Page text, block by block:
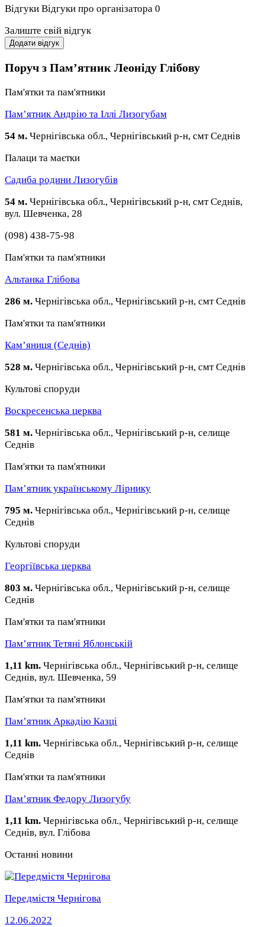
Відгуки Відгуки про організатора 0
Залиште свій відгук
Додати відгук
Поруч з Пам’ятник Леоніду Глібову
Пам'ятки та пам'ятники
Пам’ятник Андрію та Іллі Лизогубам
54 м. Чернігівська обл., Чернігівський р-н, смт Седнів
Палаци та маєтки
Садиба родини Лизогубів
54 м. Чернігівська обл., Чернігівський р-н, смт Седнів,
вул. Шевченка, 28
(098) 438-75-98
Пам'ятки та пам'ятники
Альтанка Глібова
286 м. Чернігівська обл., Чернігівський р-н, смт Седнів
Пам'ятки та пам'ятники
Кам’яниця (Седнів)
528 м. Чернігівська обл., Чернігівський р-н, смт Седнів
Культові споруди
Воскресенська церква
581 м. Чернігівська обл., Чернігівський р-н, селище
Седнів
Пам'ятки та пам'ятники
Пам’ятник українському Лірнику
795 м. Чернігівська обл., Чернігівський р-н, селище
Седнів
Культові споруди
Георгіївська церква
803 м. Чернігівська обл., Чернігівський р-н, селище
Седнів
Пам'ятки та пам'ятники
Пам’ятник Тетяні Яблонській
1,11 km. Чернігівська обл., Чернігівський р-н, селище
Седнів, вул. Шевченка, 59
Пам'ятки та пам'ятники
Пам’ятник Аркадію Казці
1,11 km. Чернігівська обл., Чернігівський р-н, селище
Седнів
Пам'ятки та пам'ятники
Пам’ятник Федору Лизогубу
1,11 km. Чернігівська обл., Чернігівський р-н, селище
Седнів, вул. Глібова
Останні новини
Передмістя Чернігова
12.06.2022